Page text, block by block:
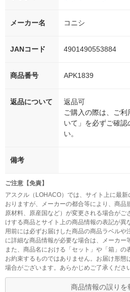
メーカー名 コニシ
JANコード 4901490553884
商品番号 APK1839
返品について
返品可
ご購入の際は、ご
いて」を必ずご確認
い。
備考
ご注意【免責】
アスクル（LOHACO）では、サイト上に最
おりますが、メーカーの都合等により、商品
原材料、原産国など）が変更される場合がご
けする商品とサイト上の商品情報の表記が異
用前には必ずお届けした商品の商品ラベルや
に詳細な商品情報が必要な場合は、メーカー
また、商品名における「セット」や「箱」の
お約束するものではありません。お届け形態
場合がございます。あらかじめご了承くださ
商品情報の誤りを